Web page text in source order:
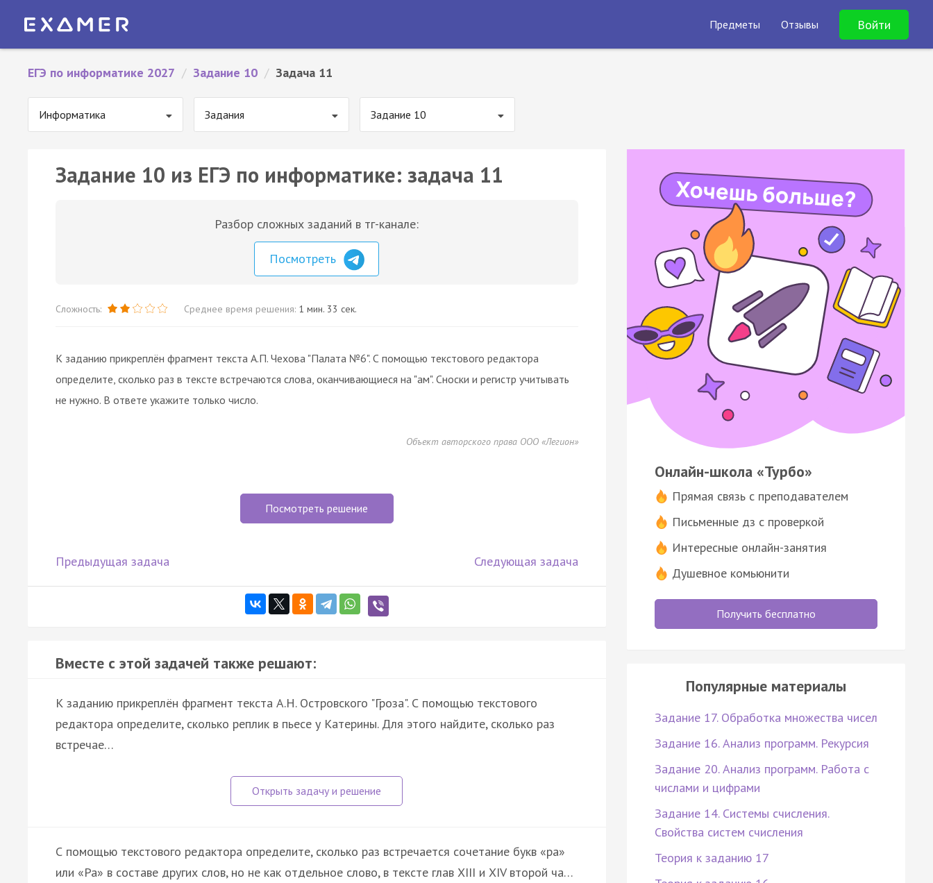
Предметы Отзывы Войти
ЕГЭ по информатике 2027 / Задание 10 / Задача 11
Информатика Задания Задание 10
Задание 10 из ЕГЭ по информатике: задача 11
Разбор сложных заданий в тг-канале:
Посмотреть
Сложность: Среднее время решения: 1 мин. 33 сек.
К заданию прикреплён фрагмент текста А.П. Чехова "Палата №6". С помощью текстового редактора
определите, сколько раз в тексте встречаются слова, оканчивающиеся на "ам". Сноски и регистр учитывать
не нужно. В ответе укажите только число.
Объект авторского права ООО «Легион»
Посмотреть решение
Предыдущая задача Следующая задача
Вместе с этой задачей также решают:
К заданию прикреплён фрагмент текста А.Н. Островского "Гроза". С помощью текстового
редактора определите, сколько реплик в пьесе у Катерины. Для этого найдите, сколько раз
встречае…
С помощью текстового редактора определите, сколько раз встречается сочетание букв «ра»
или «Ра» в составе других слов, но не как отдельное слово, в тексте глав XIII и XIV второй ча…
Онлайн-школа «Турбо»
Прямая связь с преподавателем
Письменные дз с проверкой
Интересные онлайн-занятия
Душевное комьюнити
Получить бесплатно
Популярные материалы
Задание 17. Обработка множества чисел
Задание 16. Анализ программ. Рекурсия
Задание 20. Анализ программ. Работа с
числами и цифрами
Задание 14. Системы счисления.
Свойства систем счисления
Теория к заданию 17